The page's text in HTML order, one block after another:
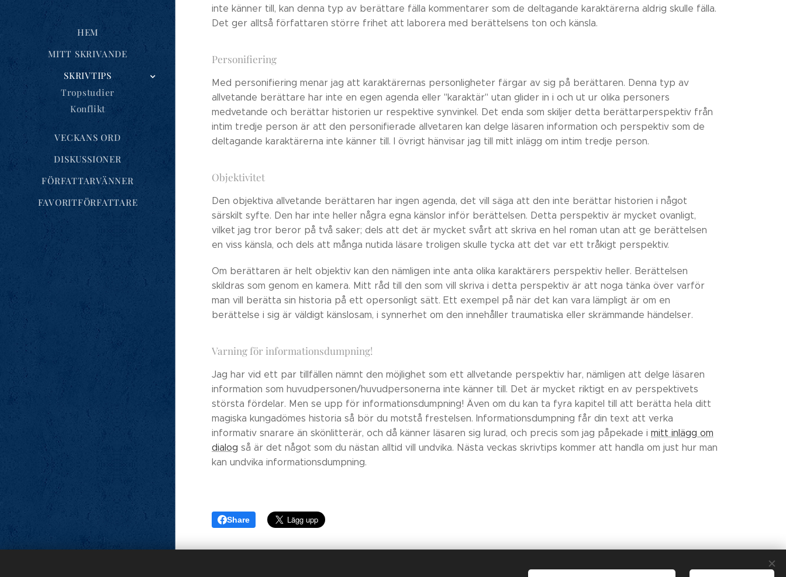
HEM
MITT SKRIVANDE
SKRIVTIPS
Tropstudier
Konflikt
VECKANS ORD
DISKUSSIONER
FÖRFATTARVÄNNER
FAVORITFÖRFATTARE
inte känner till, kan denna typ av berättare fälla kommentarer som de deltagande karaktärerna aldrig skulle fälla.
Det ger alltså författaren större frihet att laborera med berättelsens ton och känsla.
Personifiering
Med personifiering menar jag att karaktärernas personligheter färgar av sig på berättaren. Denna typ av
allvetande berättare har inte en egen agenda eller "karaktär" utan glider in i och ut ur olika personers
medvetande och berättar historien ur respektive synvinkel. Det enda som skiljer detta berättarperspektiv från
intim tredje person är att den personifierade allvetaren kan delge läsaren information och perspektiv som de
deltagande karaktärerna inte känner till. I övrigt hänvisar jag till mitt inlägg om intim tredje person.
Objektivitet
Den objektiva allvetande berättaren har ingen agenda, det vill säga att den inte berättar historien i något
särskilt syfte. Den har inte heller några egna känslor inför berättelsen. Detta perspektiv är mycket ovanligt,
vilket jag tror beror på två saker; dels att det är mycket svårt att skriva en hel roman utan att ge berättelsen
en viss känsla, och dels att många nutida läsare troligen skulle tycka att det var ett tråkigt perspektiv.
Om berättaren är helt objektiv kan den nämligen inte anta olika karaktärers perspektiv heller. Berättelsen
skildras som genom en kamera. Mitt råd till den som vill skriva i detta perspektiv är att noga tänka över varför
man vill berätta sin historia på ett opersonligt sätt. Ett exempel på när det kan vara lämpligt är om en
berättelse i sig är väldigt känslosam, i synnerhet om den innehåller traumatiska eller skrämmande händelser.
Varning för informationsdumpning!
Jag har vid ett par tillfällen nämnt den möjlighet som ett allvetande perspektiv har, nämligen att delge läsaren
information som huvudpersonen/huvudpersonerna inte känner till. Det är mycket riktigt en av perspektivets
största fördelar. Men se upp för informationsdumpning! Även om du kan ta fyra kapitel till att berätta hela ditt
magiska kungadömes historia så bör du motstå frestelsen. Informationsdumpning får din text att verka
informativ snarare än skönlitterär, och då känner läsaren sig lurad, och precis som jag påpekade i mitt inlägg om
dialog så är det något som du nästan alltid vill undvika. Nästa veckas skrivtips kommer att handla om just hur man
kan undvika informationsdumpning.
Share